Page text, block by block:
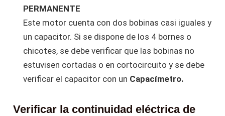
PERMANENTE
Este motor cuenta con dos bobinas casi iguales y
un capacitor. Si se dispone de los 4 bornes o
chicotes, se debe verificar que las bobinas no
estuvisen cortadas o en cortocircuito y se debe
verificar el capacitor con un Capacímetro.
Verificar la continuidad eléctrica de